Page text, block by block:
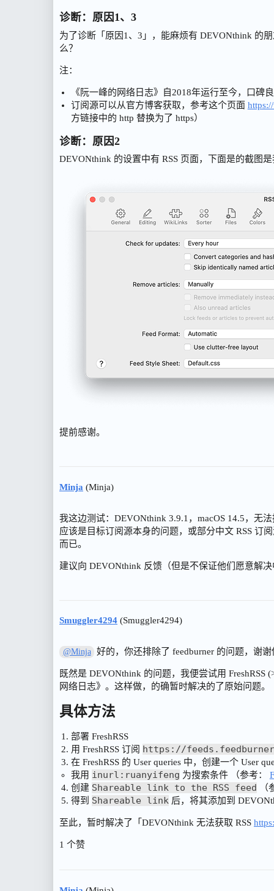
诊断：原因1、3
为了诊断「原因1、3」，能麻烦有 DEVONthink 的
么？
注：
《阮一峰的网络日志》自2018年运行至今，口碑
订阅源可以从官方博客获取，参考这个页面
方链接中的 http 替换为了 https）
诊断：原因2
DEVONthink 的设置中有 RSS 页面，下面是的截图
提前感谢。
Minja (Minja)
我这边测试：DEVONthink 3.9.1，macOS 14.5，无
应该是目标订阅源本身的问题，或部分中文 RSS 订
而已。
建议向 DEVONthink 反馈（但是不保证他们愿意解
Smuggler4294 (Smuggler4294)
@Minja 好的，你还排除了 feedburner 的问题，谢谢
既然是 DEVONthink 的问题，我便尝试用 FreshRSS
网络日志》。这样做，的确暂时解决的了原始问题。
具体方法
部署 FreshRSS
用 FreshRSS 订阅 https://
在 FreshRSS 的 User queries 中，创建一个 User
我用 inurl:ruanyifeng 为搜索条件 （参考：
创建 Shareable link to the RSS feed （
得到 Shareable link 后，将其添加到
至此，暂时解决了「DEVONthink 无法获取 RSS
1 个赞